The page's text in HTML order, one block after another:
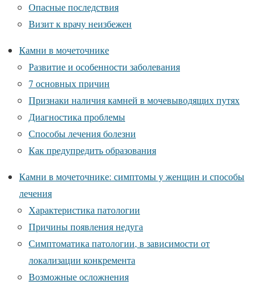
Опасные последствия
Визит к врачу неизбежен
Камни в мочеточнике
Развитие и особенности заболевания
7 основных причин
Признаки наличия камней в мочевыводящих путях
Диагностика проблемы
Способы лечения болезни
Как предупредить образования
Камни в мочеточнике: симптомы у женщин и способы
лечения
Характеристика патологии
Причины появления недуга
Симптоматика патологии, в зависимости от
локализации конкремента
Возможные осложнения